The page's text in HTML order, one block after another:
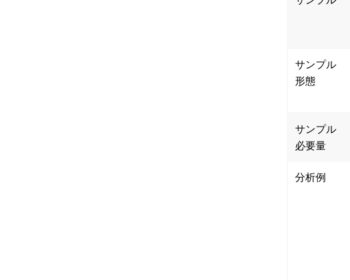
サンプル
形態
サンプル
必要量
分析例